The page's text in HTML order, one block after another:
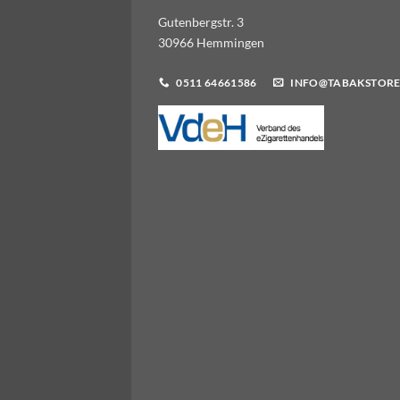
Gutenbergstr. 3
30966 Hemmingen
0511 64661586